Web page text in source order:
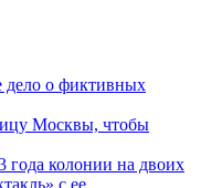
дело о фиктивных
Москвы, чтобы
года колонии на двоих
с ее